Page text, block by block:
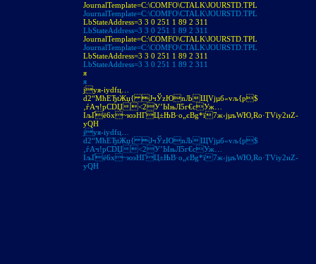
JournalTemplate=C:\COMFO\CTALK\JOURSTD.TPL
JournalTemplate=C:\COMFO\CTALK\JOURSTD.TPL
LbStateAddress=3 3 0 251 1 89 2 311
LbStateAddress=3 3 0 251 1 89 2 311
JournalTemplate=C:\COMFO\CTALK\JOURSTD.TPL
JournalTemplate=C:\COMFO\CTALK\JOURSTD.TPL
LbStateAddress=3 3 0 251 1 89 2 311
LbStateAddress=3 3 0 251 1 89 2 311
я
я
jуя-іуdfц…
d2“МћЕЂtЖџ{ JчЎzЮnЉЩVjµб«vљ{p$
‚ѓAч!pСDЏ<2У’ЫњЛ5г€cУж…
IљҐё6х~юэНГЦ±ЊB·o„єBg*ї7ж‹jµъWЮ,Ro·ТVіу2иZ­
уQH
jуя-іуdfц…
d2“МћЕЂtЖџ{ JчЎzЮnЉЩVjµб«vљ{p$
‚ѓAч!pСDЏ<2У’ЫњЛ5г€cУж…
IљҐё6х~юэНГЦ±ЊB·o„єBg*ї7ж‹jµъWЮ,Ro·ТVіу2иZ­
уQH